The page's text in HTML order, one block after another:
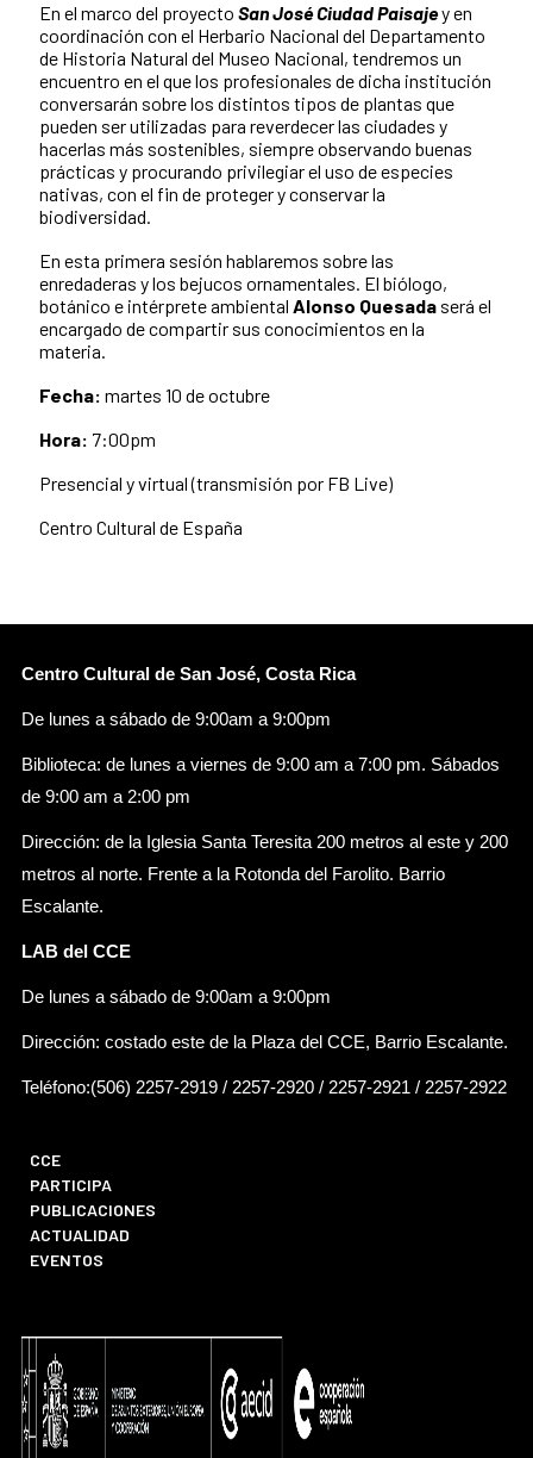
En el marco del proyecto San José Ciudad Paisajey en
coordinación con el Herbario Nacional del Departamento
de Historia Natural del Museo Nacional, tendremos un
encuentro en el que los profesionales de dicha institución
conversarán sobre los distintos tipos de plantas que
pueden ser utilizadas para reverdecer las ciudades y
hacerlas más sostenibles, siempre observando buenas
prácticas y procurando privilegiar el uso de especies
nativas, con el fin de proteger y conservar la
biodiversidad.
En esta primera sesión hablaremos sobre las
enredaderas y los bejucos ornamentales. El biólogo,
botánico e intérprete ambiental Alonso Quesada será el
encargado de compartir sus conocimientos en la
materia.
Fecha: martes 10 de octubre
Hora: 7:00pm
Presencial y virtual (transmisión por FB Live)
Centro Cultural de España
Centro Cultural de San José, Costa Rica
De lunes a sábado de 9:00am a 9:00pm
Biblioteca: de lunes a viernes de 9:00 am a 7:00 pm. Sábados
de 9:00 am a 2:00 pm
Dirección: de la Iglesia Santa Teresita 200 metros al este y 200
metros al norte. Frente a la Rotonda del Farolito. Barrio
Escalante.
LAB del CCE
De lunes a sábado de 9:00am a 9:00pm
Dirección: costado este de la Plaza del CCE, Barrio Escalante.
Teléfono:(506) 2257-2919 / 2257-2920 / 2257-2921 / 2257-2922
CCE
PARTICIPA
PUBLICACIONES
ACTUALIDAD
EVENTOS